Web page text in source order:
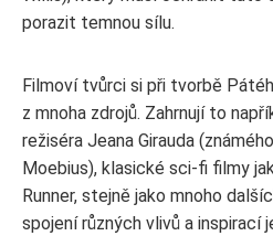
porazit temnou sílu.
Filmoví tvůrci si při tvorbě
z mnoha zdrojů. Zahrnují to
režiséra Jeana Girauda
Moebius), klasické sci-fi filmy
Runner, stejně jako mnoho
spojení různých vlivů a inspirací